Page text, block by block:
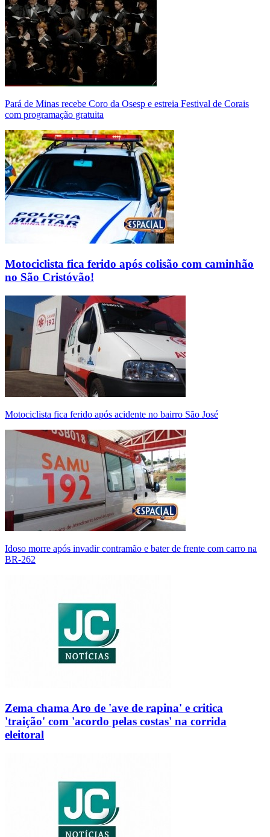
Pará de Minas recebe Coro da Osesp e estreia Festival de Corais
com programação gratuita
Motociclista fica ferido após colisão com caminhão
no São Cristóvão!
Motociclista fica ferido após acidente no bairro São José
Idoso morre após invadir contramão e bater de frente com carro na
BR-262
Zema chama Aro de 'ave de rapina' e critica
'traição' com 'acordo pelas costas' na corrida
eleitoral